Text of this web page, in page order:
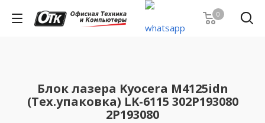
0
Блок лазера Kyocera M4125idn
(Тех.упаковка) LK-6115 302P193080
2P193080